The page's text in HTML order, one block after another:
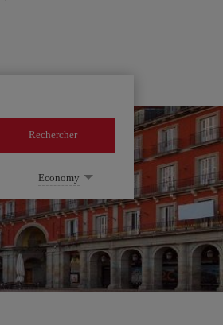
Rechercher
Economy